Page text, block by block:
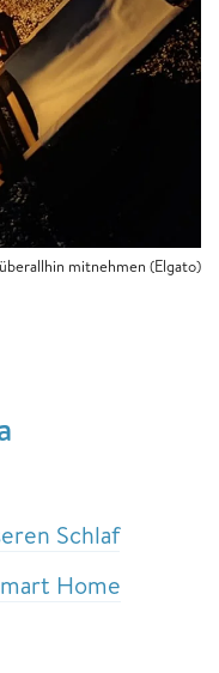
mitnehmen (Elgato)
Schlaf
Home